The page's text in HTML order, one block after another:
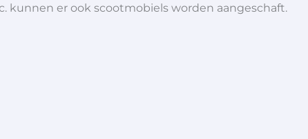
kunnen er ook scootmobiels worden aangeschaft.